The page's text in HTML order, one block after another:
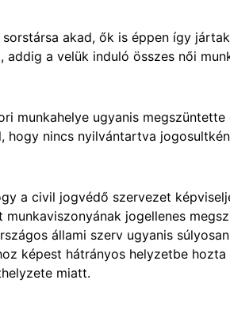
akad, ők is éppen így
a velük induló összes női
munkahelye ugyanis
hogy nincs nyilvántartva
a civil jogvédő szervezet
jogellenes
állami szerv ugyanis
képest hátrányos helyzetbe
miatt.